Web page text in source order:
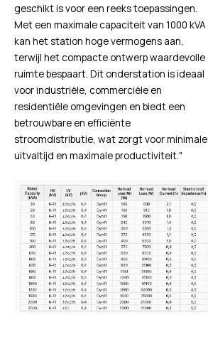
geschikt is voor een reeks toepassingen.
Met een maximale capaciteit van 1000 kVA
kan het station hoge vermogens aan,
terwijl het compacte ontwerp waardevolle
ruimte bespaart. Dit onderstation is ideaal
voor industriële, commerciële en
residentiële omgevingen en biedt een
betrouwbare en efficiënte
stroomdistributie, wat zorgt voor minimale
uitvaltijd en maximale productiviteit."